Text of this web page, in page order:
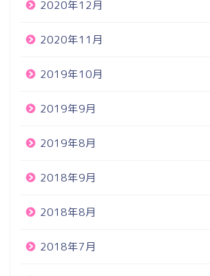
2020年12月
2020年11月
2019年10月
2019年9月
2019年8月
2018年9月
2018年8月
2018年7月